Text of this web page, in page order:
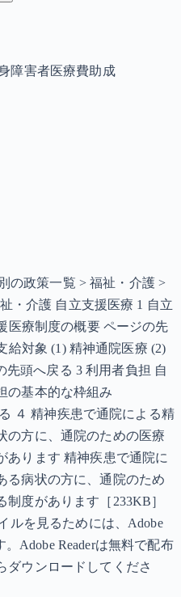
障害者医療費助成
の政策一覧 > 福祉・介護 >
・介護 自立支援医療 1 自立
医療制度の概要 ページの先
給対象 (1) 精神通院医療 (2)
先頭へ戻る 3 利用者負担 自
の基本的な枠組み
４ 精神疾患で通院による精
の方に、通院のための医療
あります 精神疾患で通院に
る病状の方に、通院のため
度があります［233KB］
ルを見るためには、Adobe
Adobe Readerは無料で配布
ダウンロードしてくださ